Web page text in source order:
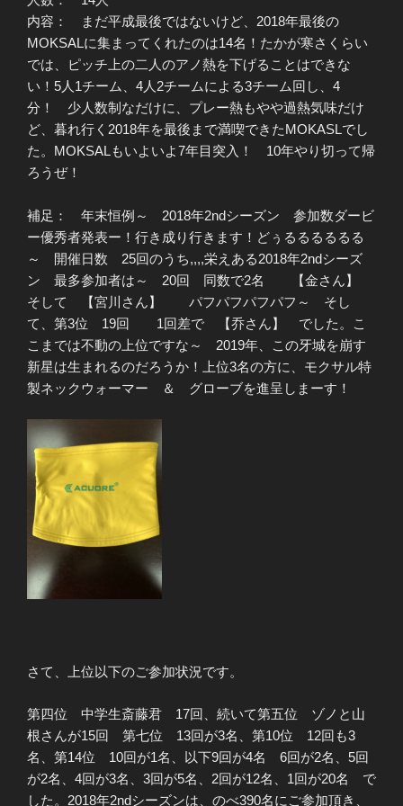
内容： まだ平成最後ではないけど、2018年最後の
MOKSALに集まってくれたのは14名！たかが寒さくらい
では、ピッチ上の二人のアノ熱を下げることはできな
い！5人1チーム、4人2チームによる3チーム回し、4
分！ 少人数制なだけに、プレー熱もやや過熱気味だけ
ど、暮れ行く2018年を最後まで満喫できたMOKASLでし
た。MOKSALもいよいよ7年目突入！ 10年やり切って帰
ろうぜ！
補足： 年末恒例～ 2018年2ndシーズン 参加数ダービ
ー優秀者発表ー！行き成り行きます！どぅるるるるるる
～ 開催日数 25回のうち,,,,栄えある2018年2ndシーズ
ン 最多参加者は～ 20回 同数で2名 【金さん】
そして 【宮川さん】 パフパフパフパフ～ そし
て、第3位 19回 1回差で 【乔さん】 でした。こ
こまでは不動の上位ですな～ 2019年、この牙城を崩す
新星は生まれるのだろうか！上位3名の方に、モクサル特
製ネックウォーマー ＆ グローブを進呈しまーす！
さて、上位以下のご参加状況です。
第四位 中学生斎藤君 17回、続いて第五位 ゾノと山
根さんが15回 第七位 13回が3名、第10位 12回も3
名、第14位 10回が1名、以下9回が4名 6回が2名、5回
が2名、4回が3名、3回が5名、2回が12名、1回が20名 で
した。2018年2ndシーズンは、のべ390名にご参加頂き、